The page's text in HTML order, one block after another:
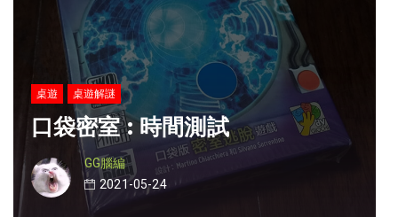
桌遊 桌遊解謎
口袋密室 : 時間測試
GG腦編
2021-05-24